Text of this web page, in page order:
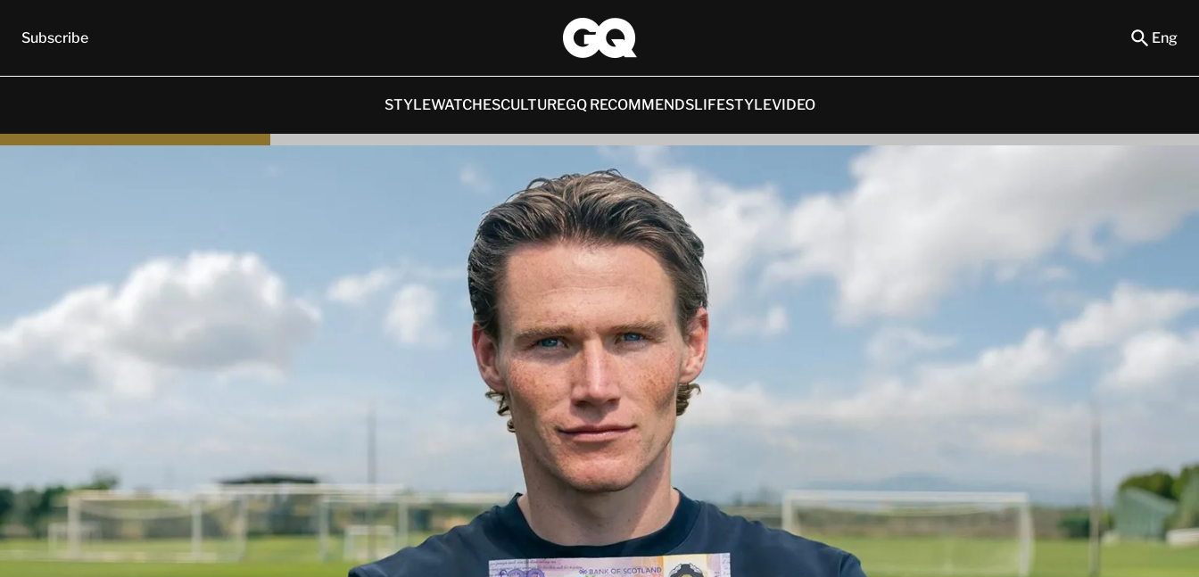
Subscribe Eng
STYLEWATCHESCULTUREGQ RECOMMENDSLIFESTYLEVIDEO